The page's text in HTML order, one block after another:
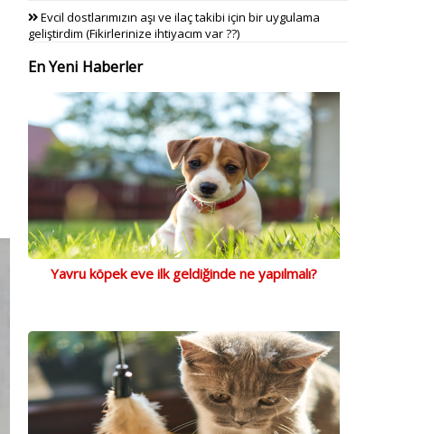
Evcil dostlarımızın aşı ve ilaç takibi için bir uygulama
geliştirdim (Fikirlerinize ihtiyacım var ??)
En Yeni Haberler
Yavru köpek eve ilk geldiğinde ne yapılmalı?